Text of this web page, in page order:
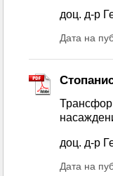
доц. д-р
Дата на
доц. д-р
Дата на